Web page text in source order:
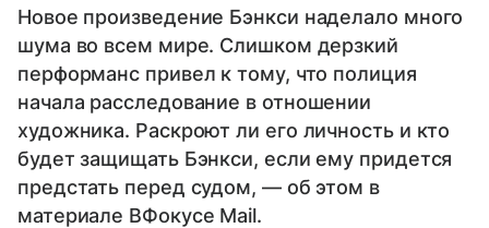
Новое произведение Бэнкси наделало много
шума во всем мире. Слишком дерзкий
перформанс привел к тому, что полиция
начала расследование в отношении
художника. Раскроют ли его личность и кто
будет защищать Бэнкси, если ему придется
предстать перед судом, — об этом в
материале ВФокусе Mail.